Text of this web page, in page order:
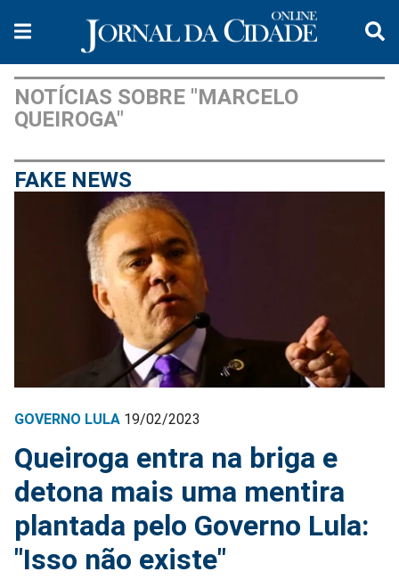
NOTÍCIAS SOBRE "MARCELO
QUEIROGA"
FAKE NEWS
GOVERNO LULA 19/02/2023
Queiroga entra na briga e
detona mais uma mentira
plantada pelo Governo Lula:
"Isso não existe"